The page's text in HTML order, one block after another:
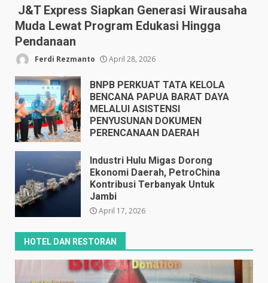
J&T Express Siapkan Generasi Wirausaha
Muda Lewat Program Edukasi Hingga
Pendanaan
Ferdi Rezmanto April 28, 2026
BNPB PERKUAT TATA KELOLA
BENCANA PAPUA BARAT DAYA
MELALUI ASISTENSI
PENYUSUNAN DOKUMEN
PERENCANAAN DAERAH
Industri Hulu Migas Dorong
Ekonomi Daerah, PetroChina
Kontribusi Terbanyak Untuk
Jambi
April 17, 2026
HOTEL DAN RESTORAN